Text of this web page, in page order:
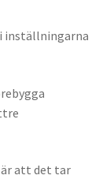
inställningarna
att det tar